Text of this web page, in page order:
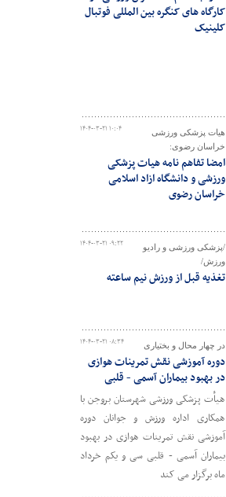
کارگاه های کنگره بین المللی فوتبال
کلینیک
۱۴۰۴-۰۳-۲۱ ۱۰:۰۴
هیات پزشکی ورزشی
خراسان رضوی:
امضا تفاهم نامه هیات پزشکی
ورزشی و دانشگاه ازاد اسلامی
خراسان رضوی
۱۴۰۴-۰۳-۲۱ ۰۹:۲۲
/پزشکی ورزشی و رادیو
ورزش/
تغذیه قبل از ورزش نیم ساعته
۱۴۰۴-۰۳-۲۱ ۰۸:۳۴ در چهار محال و بختیاری
دوره آموزشی نقش تمرینات هوازی
در بهبود بیماران آسمی - قلبی
هیأت پزشکی ورزشی شهرستان بروجن با
همکاری اداره ورزش و جوانان دوره
آموزشی نقش تمرینات هوازی در بهبود
بیماران آسمی - قلبی سی و یکم خرداد
ماه برگزار می کند